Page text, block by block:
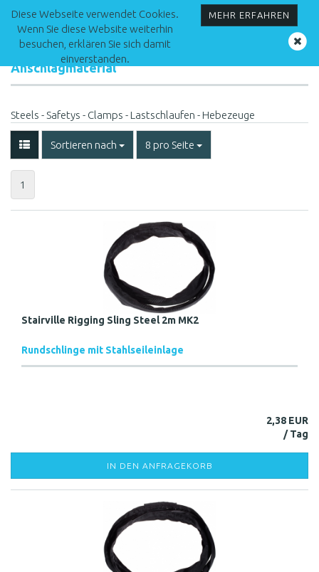
Diese Webseite verwendet Cookies.
Wenn Sie diese Website weiterhin
besuchen, erklären Sie sich damit
einverstanden.
MEHR ERFAHREN
Anschlagmaterial
Steels - Safetys - Clamps - Lastschlaufen - Hebezeuge
Sortieren nach 8 pro Seite
1
Stairville Rigging Sling Steel 2m MK2
Rundschlinge mit Stahlseileinlage
2,38 EUR
IN DEN ANFRAGEKORB